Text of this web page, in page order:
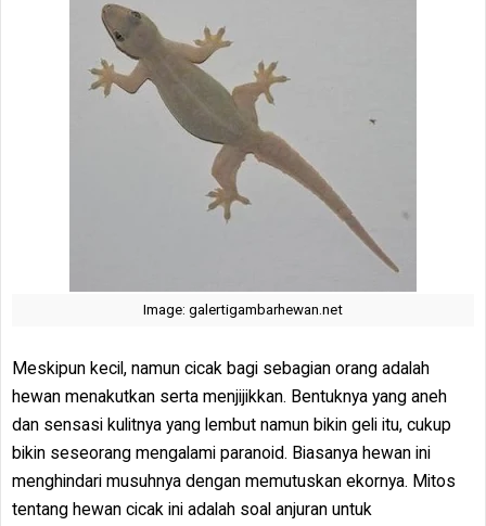
Image: galertigambarhewan.net
Meskipun kecil, namun cicak bagi sebagian orang adalah
hewan menakutkan serta menjijikkan. Bentuknya yang aneh
dan sensasi kulitnya yang lembut namun bikin geli itu, cukup
bikin seseorang mengalami paranoid. Biasanya hewan ini
menghindari musuhnya dengan memutuskan ekornya. Mitos
tentang hewan cicak ini adalah soal anjuran untuk